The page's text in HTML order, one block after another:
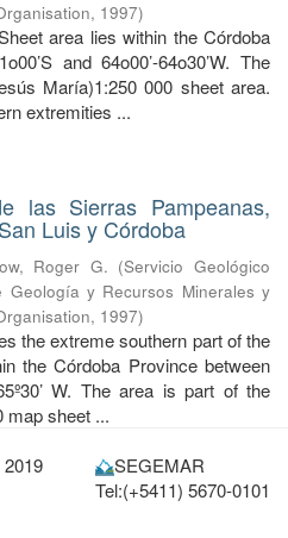
, 1997)
area lies within the Córdoba
and 64o00’-64o30’W. The
María)1:250 000 sheet area.
extremities ...
las Sierras Pampeanas,
Luis y Córdoba
Roger G. (Servicio Geológico
Geología y Recursos Minerales y
, 1997)
the extreme southern part of the
the Córdoba Province between
65º30’ W. The area is part of the
map sheet ...
SEGEMAR
Tel:(+5411) 5670-0101